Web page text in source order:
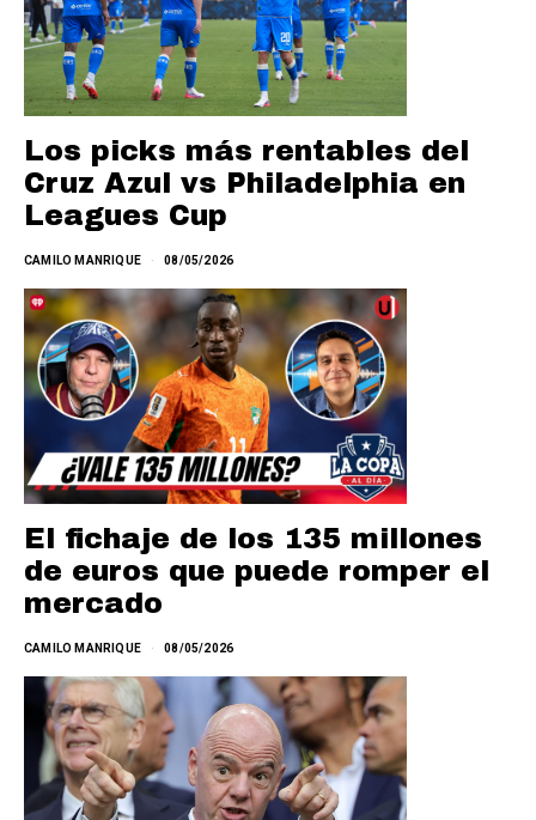
Los picks más rentables del
Cruz Azul vs Philadelphia en
Leagues Cup
CAMILO MANRIQUE 08/05/2026
El fichaje de los 135 millones
de euros que puede romper el
mercado
CAMILO MANRIQUE 08/05/2026